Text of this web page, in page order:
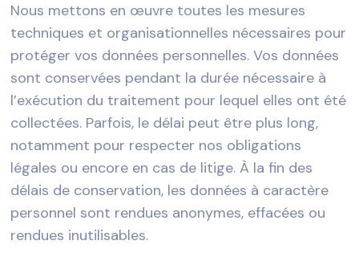
Nous mettons en œuvre toutes les mesures
techniques et organisationnelles nécessaires pour
protéger vos données personnelles. Vos données
sont conservées pendant la durée nécessaire à
l’exécution du traitement pour lequel elles ont été
collectées. Parfois, le délai peut être plus long,
notamment pour respecter nos obligations
légales ou encore en cas de litige. À la fin des
délais de conservation, les données à caractère
personnel sont rendues anonymes, effacées ou
rendues inutilisables.